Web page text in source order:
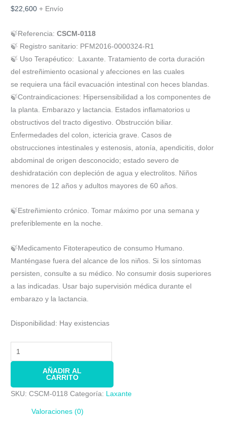
$22,600 + Envío
🍃Referencia:CSCM-0118
🍃 Registro sanitario: PFM2016-0000324-R1
🍃 Uso Terapéutico: Laxante. Tratamiento de corta duración
del estreñimiento ocasional y afecciones en las cuales
se requiera una fácil evacuación intestinal con heces blandas.
🍃Contraindicaciones: Hipersensibilidad a los componentes de
la planta. Embarazo y lactancia. Estados inflamatorios u
obstructivos del tracto digestivo. Obstrucción biliar.
Enfermedades del colon, ictericia grave. Casos de
obstrucciones intestinales y estenosis, atonía, apendicitis, dolor
abdominal de origen desconocido; estado severo de
deshidratación con depleción de agua y electrolitos. Niños
menores de 12 años y adultos mayores de 60 años.
🍃Estreñimiento crónico. Tomar máximo por una semana y
preferiblemente en la noche.
🍃Medicamento Fitoterapeutico de consumo Humano.
Manténgase fuera del alcance de los niños. Si los síntomas
persisten, consulte a su médico. No consumir dosis superiores
a las indicadas. Usar bajo supervisión médica durante el
embarazo y la lactancia.
Disponibilidad: Hay existencias
AÑADIR AL
CARRITO
SKU:CSCM-0118 Categoría: Laxante
Valoraciones (0)